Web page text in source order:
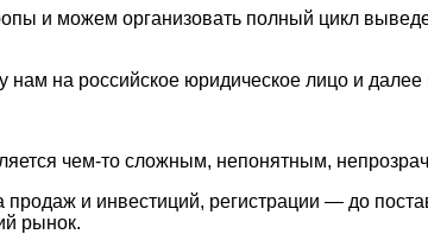
и можем организовать полный цикл
на российское юридическое лицо и
чем-то сложным, непонятным,
продаж и инвестиций, регистрации — до
рынок.